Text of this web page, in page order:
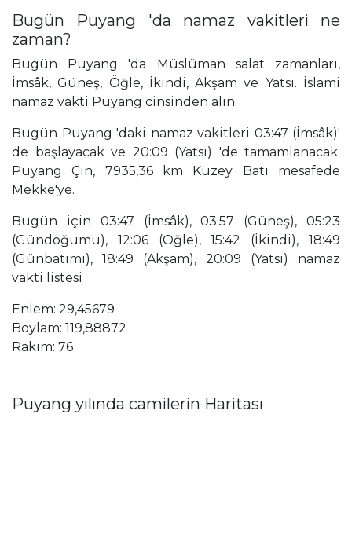
Bugün Puyang 'da namaz vakitleri ne
zaman?
Bugün Puyang 'da Müslüman salat zamanları,
İmsâk, Güneş, Öğle, İkindi, Akşam ve Yatsı. İslami
namaz vakti Puyang cinsinden alın.
Bugün Puyang 'daki namaz vakitleri 03:47 (İmsâk)'
de başlayacak ve 20:09 (Yatsı) 'de tamamlanacak.
Puyang Çin, 7935,36 km Kuzey Batı mesafede
Mekke'ye.
Bugün için 03:47 (İmsâk), 03:57 (Güneş), 05:23
(Gündoğumu), 12:06 (Öğle), 15:42 (İkindi), 18:49
(Günbatımı), 18:49 (Akşam), 20:09 (Yatsı) namaz
vakti listesi
Enlem: 29,45679
Boylam: 119,88872
Rakım: 76
Puyang yılında camilerin Haritası